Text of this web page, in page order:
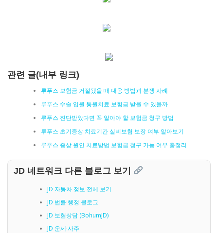
관련 글(내부 링크)
루푸스 보험금 거절됐을 때 대응 방법과 분쟁 사례
루푸스 수술 입원 통원치료 보험금 받을 수 있을까
루푸스 진단받았다면 꼭 알아야 할 보험금 청구 방법
루푸스 초기증상 치료기간 실비보험 보장 여부 알아보기
루푸스 증상 원인 치료방법 보험금 청구 가능 여부 총정리
JD 네트워크 다른 블로그 보기
JD 자동차 정보 전체 보기
JD 법률·행정 블로그
JD 보험상담 (BohumJD)
JD 운세·사주